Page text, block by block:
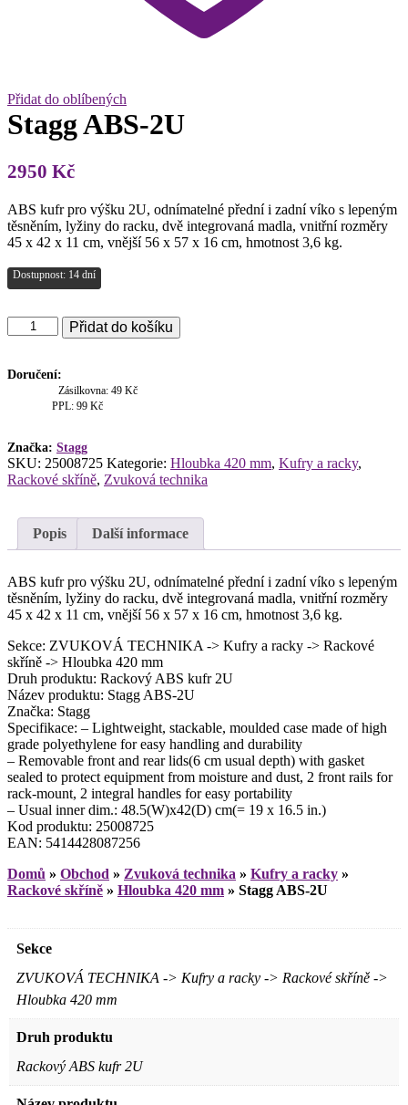
Přidat do oblíbených
Stagg ABS-2U
2950 Kč
ABS kufr pro výšku 2U, odnímatelné přední i zadní víko s lepeným
těsněním, lyžiny do racku, dvě integrovaná madla, vnitřní rozměry
45 x 42 x 11 cm, vnější 56 x 57 x 16 cm, hmotnost 3,6 kg.
Dostupnost: 14 dní
Stagg
ABS-
množství
Přidat do košíku
Doručení:
Zásilkovna: 49 Kč
PPL: 99 Kč
Značka: Stagg
SKU: 25008725 Kategorie: Hloubka 420 mm, Kufry a racky,
Rackové skříně, Zvuková technika
Popis Další informace
ABS kufr pro výšku 2U, odnímatelné přední i zadní víko s lepeným
těsněním, lyžiny do racku, dvě integrovaná madla, vnitřní rozměry
45 x 42 x 11 cm, vnější 56 x 57 x 16 cm, hmotnost 3,6 kg.
Sekce: ZVUKOVÁ TECHNIKA -> Kufry a racky -> Rackové
skříně -> Hloubka 420 mm
Druh produktu: Rackový ABS kufr 2U
Název produktu: Stagg ABS-2U
Značka: Stagg
Specifikace: – Lightweight, stackable, moulded case made of high
grade polyethylene for easy handling and durability
– Removable front and rear lids(6 cm usual depth) with gasket
sealed to protect equipment from moisture and dust, 2 front rails for
rack-mount, 2 integral handles for easy portability
– Usual inner dim.: 48.5(W)x42(D) cm(= 19 x 16.5 in.)
Kod produktu: 25008725
EAN: 5414428087256
Domů » Obchod » Zvuková technika » Kufry a racky »
Rackové skříně » Hloubka 420 mm » Stagg ABS-2U
Sekce
ZVUKOVÁ TECHNIKA -> Kufry a racky -> Rackové skříně ->
Hloubka 420 mm
Druh produktu
Rackový ABS kufr 2U